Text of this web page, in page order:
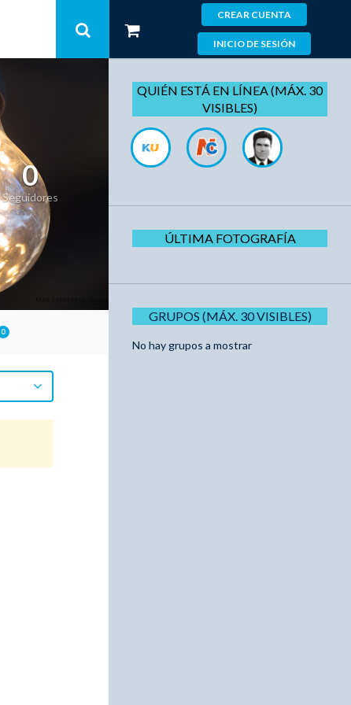
CREAR CUENTA
INICIO DE SESIÓN
0
Seguidores
0
QUIÉN ESTÁ EN LÍNEA (MÁX. 30
VISIBLES)
ÚLTIMA FOTOGRAFÍA
GRUPOS (MÁX. 30 VISIBLES)
No hay grupos a mostrar